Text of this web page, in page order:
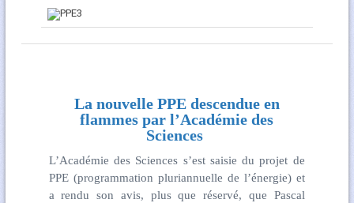
La nouvelle PPE descendue en
flammes par l’Académie des
Sciences
L’Académie des Sciences s’est saisie du projet de
PPE (programmation pluriannuelle de l’énergie) et
a rendu son avis, plus que réservé, que Pascal